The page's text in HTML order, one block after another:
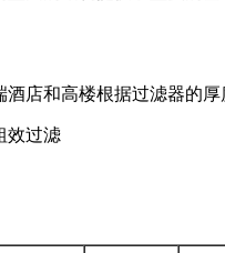
店和高楼根据过滤器的
效过滤